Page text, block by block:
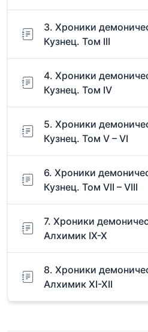
3. Хроники
Кузнец. Том III
4. Хроники
Кузнец. Том IV
5. Хроники
Кузнец. Том V – VI
6. Хроники
Кузнец. Том VII – VIII
7. Хроники
Алхимик IX-X
8. Хроники
Алхимик XI-XII